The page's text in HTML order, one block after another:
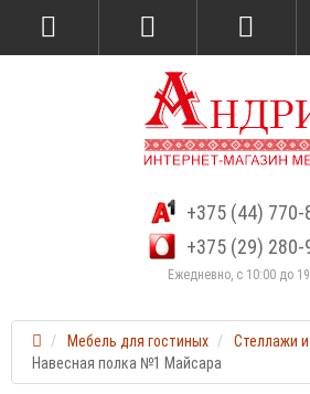
+375 (44) 770-
+375 (29) 280-
Ежедневно, с 10:00 до
Мебель для гостиных
Стеллажи
Навесная полка №1 Майсара